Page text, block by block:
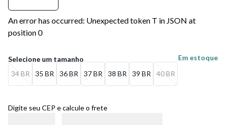
An error has occurred: Unexpected token T in JSON at
position 0
34 BR 35 BR 36 BR 37 BR 38 BR 39 BR 40 BR
Em estoque
Digite seu CEP e calcule o frete